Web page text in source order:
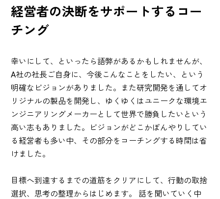
経営者の決断をサポートするコー
チング
幸いにして、といったら語弊があるかもしれませんが、
A社の社長ご自身に、今後こんなことをしたい、という
明確なビジョンがありました。また研究開発を通してオ
リジナルの製品を開発し、ゆくゆくはユニークな環境エ
ンジニアリングメーカーとして世界で勝負したいという
高い志もありました。ビジョンがどこかぼんやりしてい
る経営者も多い中、その部分をコーチングする時間は省
けました。
目標へ到達するまでの道筋をクリアにして、行動の取捨
選択、思考の整理からはじめます。 話を聞いていく中